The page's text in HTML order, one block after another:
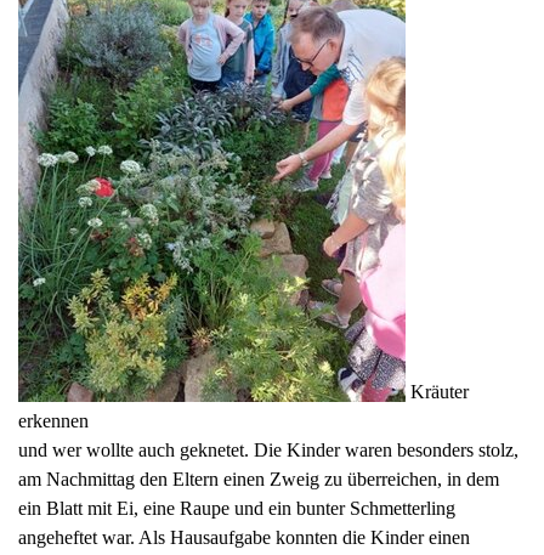
Kräuter
erkennen
und wer wollte auch geknetet. Die Kinder waren besonders stolz,
am Nachmittag den Eltern einen Zweig zu überreichen, in dem
ein Blatt mit Ei, eine Raupe und ein bunter Schmetterling
angeheftet war. Als Hausaufgabe konnten die Kinder einen